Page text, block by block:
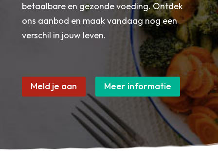
betaalbare en gezonde voeding. Ontdek
ons aanbod en maak vandaag nog een
verschil in jouw leven.
Meld je aan Meer informatie